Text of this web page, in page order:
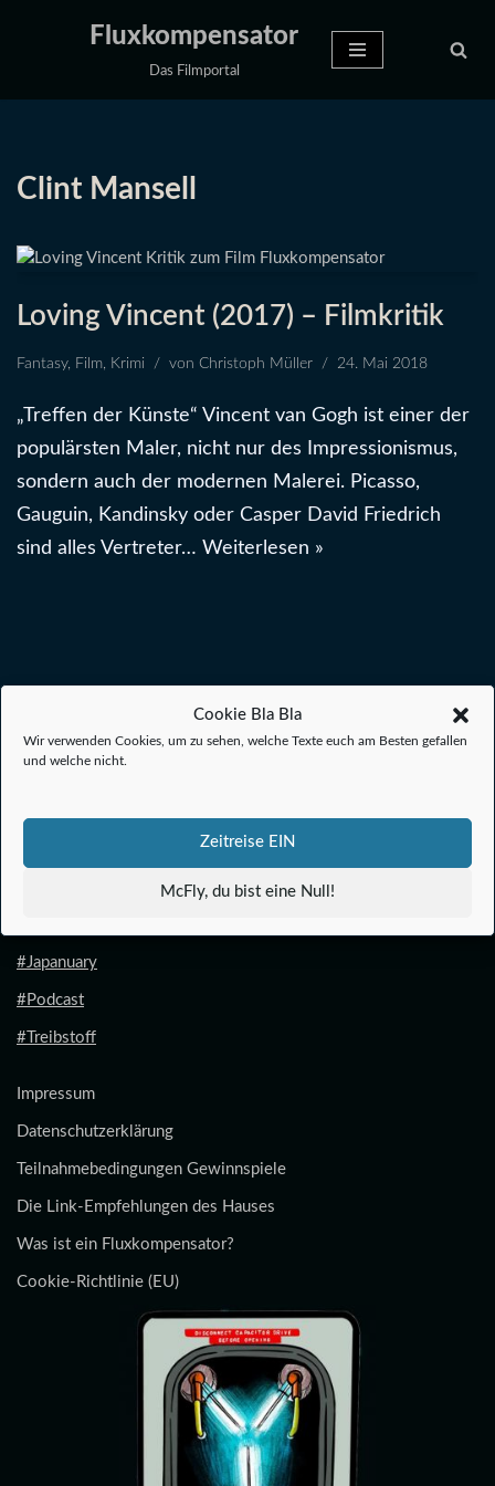
Cookie Bla Bla
Wir verwenden Cookies, um zu sehen, welche Texte euch am Besten gefallen
und welche nicht.
Zeitreise EIN
McFly, du bist eine Null!
Fluxkompensator
Das Filmportal
Clint Mansell
Loving Vincent (2017) – Filmkritik
Fantasy, Film, Krimi von Christoph Müller 24. Mai 2018
„Treffen der Künste“ Vincent van Gogh ist einer der
populärsten Maler, nicht nur des Impressionismus,
sondern auch der modernen Malerei. Picasso,
Gauguin, Kandinsky oder Casper David Friedrich
sind alles Vertreter… Weiterlesen »
#Anime
#Japanuary
#Podcast
#Treibstoff
Impressum
Datenschutzerklärung
Teilnahmebedingungen Gewinnspiele
Die Link-Empfehlungen des Hauses
Was ist ein Fluxkompensator?
Cookie-Richtlinie (EU)